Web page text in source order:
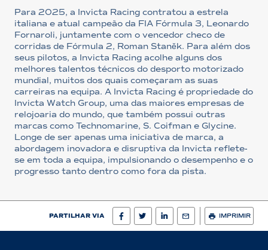
Para 2025, a Invicta Racing contratou a estrela
italiana e atual campeão da FIA Fórmula 3, Leonardo
Fornaroli, juntamente com o vencedor checo de
corridas de Fórmula 2, Roman Staněk. Para além dos
seus pilotos, a Invicta Racing acolhe alguns dos
melhores talentos técnicos do desporto motorizado
mundial, muitos dos quais começaram as suas
carreiras na equipa. A Invicta Racing é propriedade do
Invicta Watch Group, uma das maiores empresas de
relojoaria do mundo, que também possui outras
marcas como Technomarine, S. Coifman e Glycine.
Longe de ser apenas uma iniciativa de marca, a
abordagem inovadora e disruptiva da Invicta reflete-
se em toda a equipa, impulsionando o desempenho e o
progresso tanto dentro como fora da pista.
PARTILHAR VIA IMPRIMIR